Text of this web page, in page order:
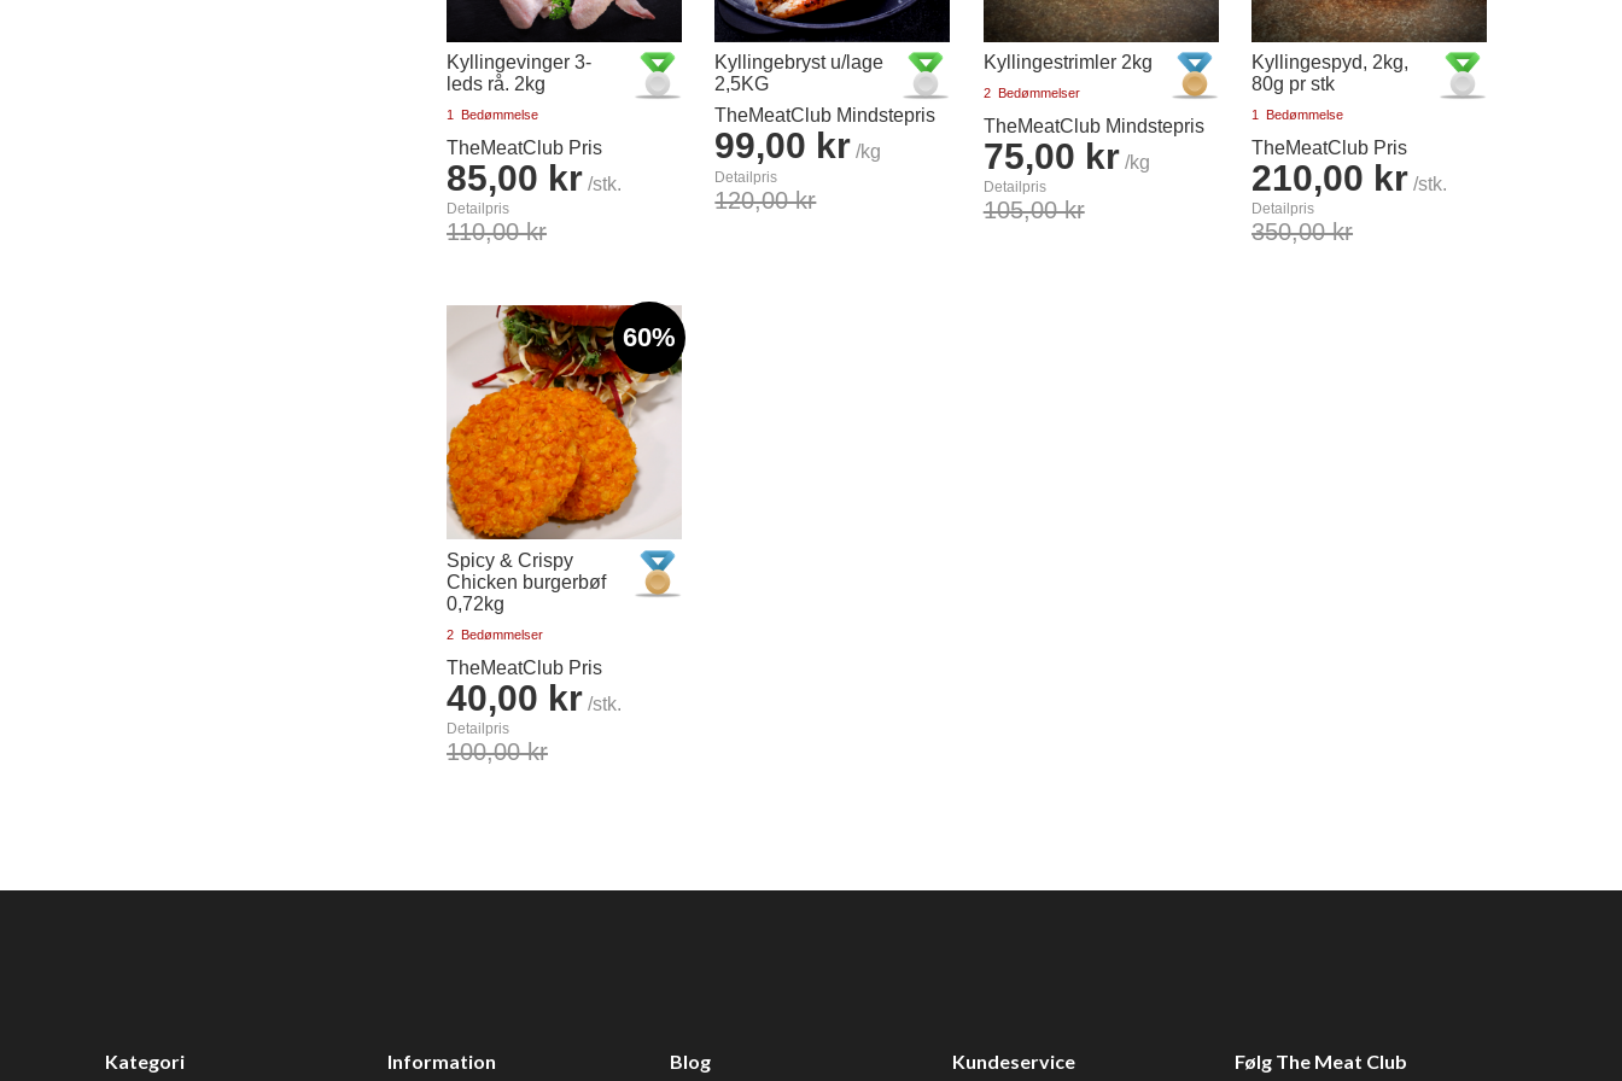
Kyllingevinger 3-
leds rå. 2kg
1 Bedømmelse
TheMeatClub Pris
85,00 kr /stk.
Detailpris
110,00 kr
Kyllingebryst u/lage
2,5KG
TheMeatClub Mindstepris
99,00 kr /kg
Detailpris
120,00 kr
Kyllingestrimler 2kg
2 Bedømmelser
TheMeatClub Mindstepris
75,00 kr /kg
Detailpris
105,00 kr
Kyllingespyd, 2kg,
80g pr stk
1 Bedømmelse
TheMeatClub Pris
210,00 kr /stk.
Detailpris
350,00 kr
60%
Spicy & Crispy
Chicken burgerbøf
0,72kg
2Bedømmelser
TheMeatClub Pris
40,00 kr /stk.
Detailpris
100,00 kr
Kategori Information Blog Kundeservice Følg The Meat Club